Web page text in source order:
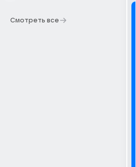
Смотреть все